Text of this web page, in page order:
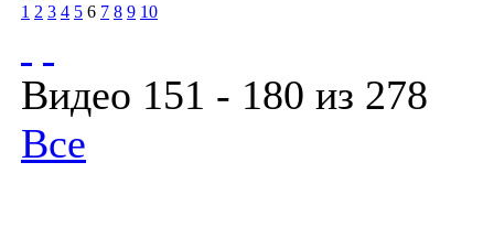
1 2 3 4 5 6 7 8 9 10
Видео 151 - 180 из 278
Все